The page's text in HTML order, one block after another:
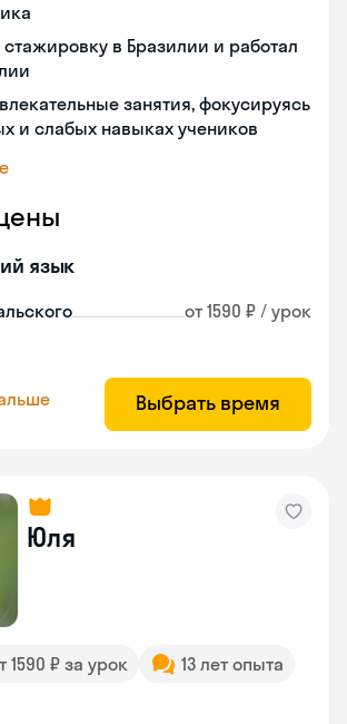
в Бразилии и работал
занятия, фокусируясь
и слабых навыках учеников
язык
от 1590 ₽ / урок
Выбрать время
Юля
1590 ₽ за урок
13 лет опыта